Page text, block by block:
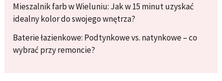
Mieszalnik farb w Wieluniu: Jak w 15 minut uzyskać
idealny kolor do swojego wnętrza?
Baterie łazienkowe: Podtynkowe vs. natynkowe – co
wybrać przy remoncie?